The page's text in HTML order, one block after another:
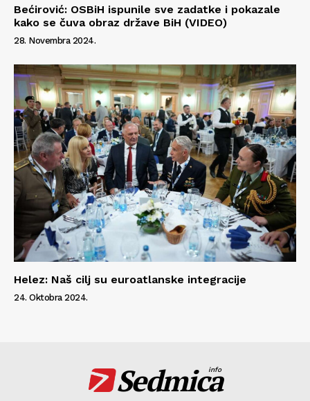
Bećirović: OSBiH ispunile sve zadatke i pokazale
kako se čuva obraz države BiH (VIDEO)
28. Novembra 2024.
Helez: Naš cilj su euroatlanske integracije
24. Oktobra 2024.
Sedmica
info